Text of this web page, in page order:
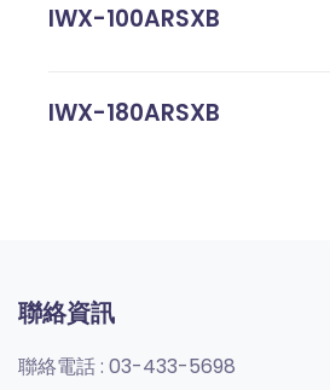
IWX-100ARSXB
IWX-180ARSXB
聯絡資訊
聯絡電話 : 03-433-5698